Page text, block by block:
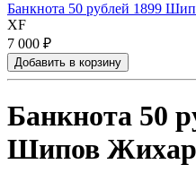
Банкнота 50 рублей 1899
XF
7 000 ₽
Добавить в корзину
Банкнота 50
Шипов